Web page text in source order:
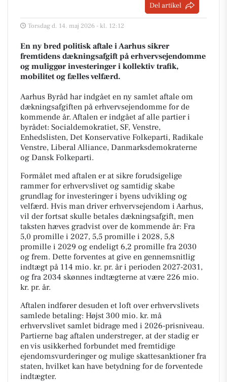
Del artikel
Torsdag d. 14. maj 2026 - kl. 12:12
En ny bred politisk aftale i Aarhus sikrer
fremtidens dækningsafgift på erhvervsejendomme
og muliggør investeringer i kollektiv trafik,
mobilitet og fælles velfærd.
Aarhus Byråd har indgået en ny samlet aftale om
dækningsafgiften på erhvervsejendomme for de
kommende år. Aftalen er indgået af alle partier i
byrådet: Socialdemokratiet, SF, Venstre,
Enhedslisten, Det Konservative Folkeparti, Radikale
Venstre, Liberal Alliance, Danmarksdemokraterne
og Dansk Folkeparti.
Formålet med aftalen er at sikre forudsigelige
rammer for erhvervslivet og samtidig skabe
grundlag for investeringer i byens udvikling og
velfærd. Hvis man driver erhvervsejendom i Aarhus,
vil der fortsat skulle betales dækningsafgift, men
taksten hæves gradvist over de kommende år: Fra
5,0 promille i 2027, 5,5 promille i 2028, 5,8
promille i 2029 og endeligt 6,2 promille fra 2030
og frem. Dette forventes at give en gennemsnitlig
indtægt på 114 mio. kr. pr. år i perioden 2027-2031,
og fra 2034 skønnes indtægterne at være 226 mio.
kr. pr. år.
Aftalen indfører desuden et loft over erhvervslivets
samlede betaling: Højst 300 mio. kr. må
erhvervslivet samlet bidrage med i 2026-prisniveau.
Partierne bag aftalen understreger, at der stadig er
en vis usikkerhed forbundet med fremtidige
ejendomsvurderinger og mulige skattesanktioner fra
staten, hvilket kan have betydning for de forventede
indtægter.